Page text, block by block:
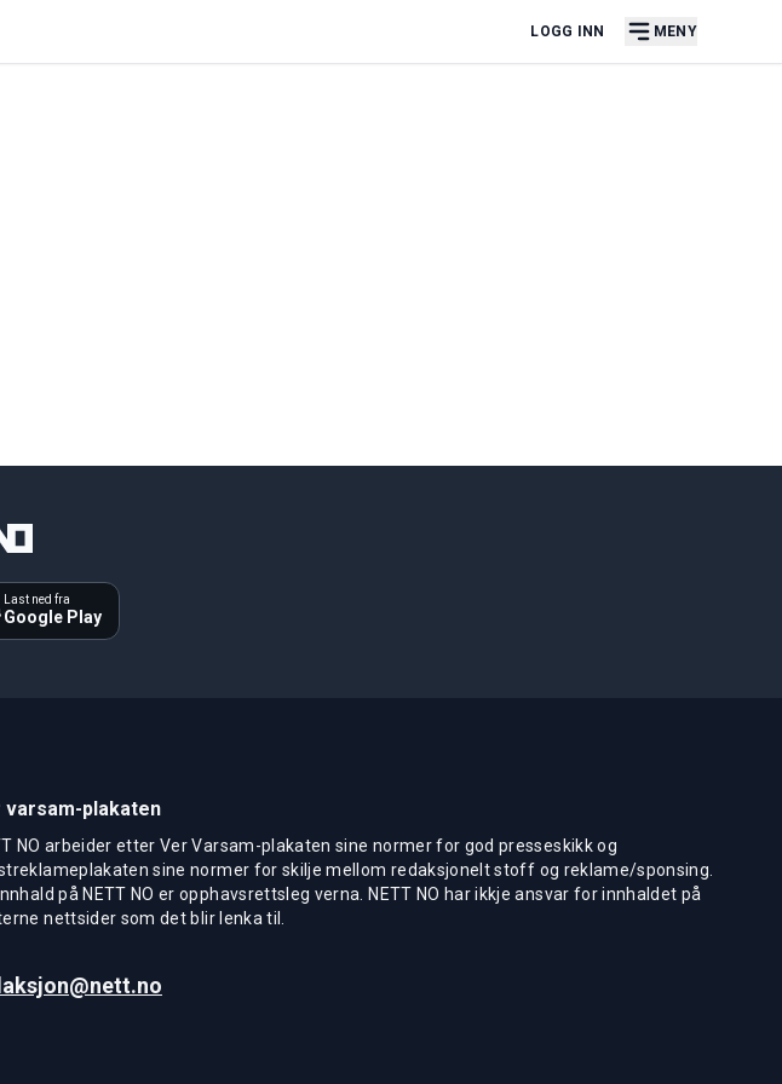
LOGG INN MENY
Last ned fra
Google Play
varsam-plakaten
NO arbeider etter Ver Varsam-plakaten sine normer for god presseskikk og
sine normer for skilje mellom redaksjonelt stoff og reklame/sponsing.
på NETT NO er opphavsrettsleg verna. NETT NO har ikkje ansvar for innhaldet på
nettsider som det blir lenka til.